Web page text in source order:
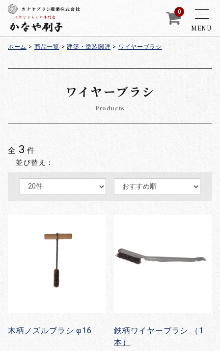
MENU
カナヤブラシ産業株式会社 0
ホーム > 商品一覧 > 建築・塗装関連 > ワイヤーブラシ
ワイヤーブラシ
Products
全 3 件
並び替え：
木柄ノズルブラシ φ16
鉄柄ワイヤーブラシ （1
本）